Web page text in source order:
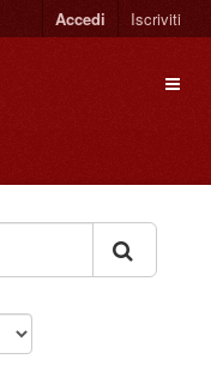
Accedi Iscriviti